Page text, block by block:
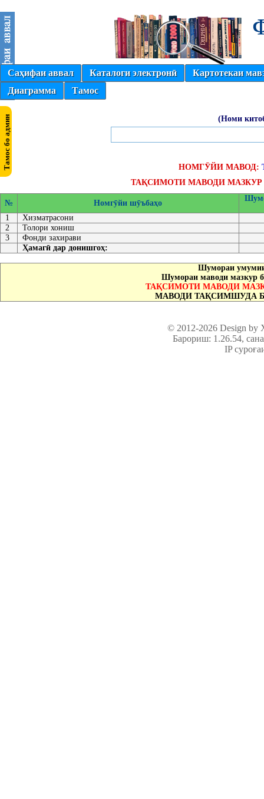
Саҳифаи аввал Каталоги электронӣ
Картотекаи
Диаграмма
Тамос
(Номи
НОМГӮЙИ МАВОД:
ТАҚСИМОТИ МАВОДИ
№ Номгӯйи шӯъбаҳо
1
Хизматрасони
2
Толори хониш
3
Фонди захирави
Ҳамагӣ дар донишгоҳ:
Шумораи
Шумораи маводи мазкур
ТАҚСИМОТИ МАВОДИ
МАВОДИ ТАҚСИМШУДА
© 2012-2026 Design
Барориш: 1.26.54,
IP